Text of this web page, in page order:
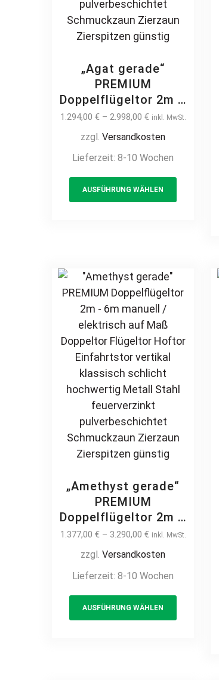
„Agat gerade“
PREMIUM
Doppelflügeltor 2m –
6m manuell /
elektrisch auf Maß
Doppeltor Flügeltor
Hoftor Einfahrtstor
vertikale Profile
Stabfüllung
pulverbeschichtet
Schmuckzaun
Zierzaun Zierspitzen
günstig
1.294,00 €– 2.998,00 € inkl. MwSt.
zzgl. Versandkosten
Lieferzeit: 8-10 Wochen
AUSFÜHRUNG WÄHLEN
This
may
on
page
„Amethyst gerade“
PREMIUM
Doppelflügeltor 2m –
6m manuell /
elektrisch auf Maß
Doppeltor Flügeltor
Hoftor Einfahrtstor
vertikal klassisch
schlicht hochwertig
1.377,00 €– 3.290,00 € inkl. MwSt.
zzgl. Versandkosten
Lieferzeit: 8-10 Wochen
AUSFÜHRUNG WÄHLEN
This